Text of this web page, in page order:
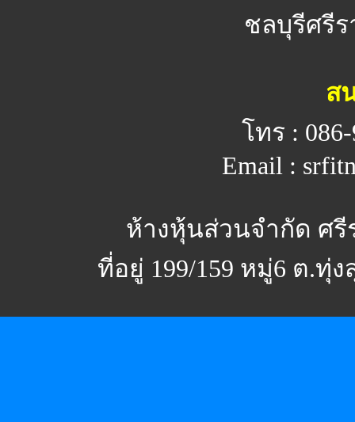
ชลบุรีศรี
ส
โทร :
Email :
ห้างหุ้นส่วนจำกัด ศรี
ที่อยู่ 199/159 หมู่6 ต.ทุ่